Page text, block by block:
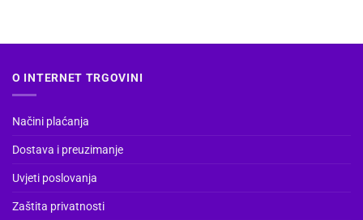
Opcije
O INTERNET TRGOVINI
Načini plaćanja
Dostava i preuzimanje
Uvjeti poslovanja
Zaštita privatnosti